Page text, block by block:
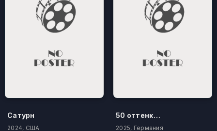
Сатурн
2024, США
50 оттенков бестселлера
2025, Германия